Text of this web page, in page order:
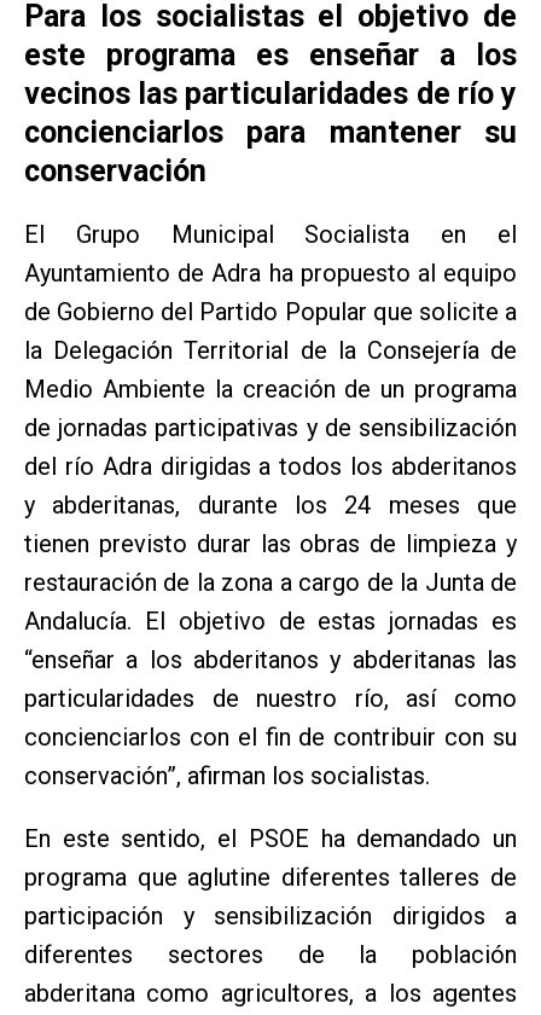
Para los socialistas el objetivo de
este programa es enseñar a los
vecinos las particularidades de río y
concienciarlos para mantener su
conservación
El Grupo Municipal Socialista en el
Ayuntamiento de Adra ha propuesto al equipo
de Gobierno del Partido Popular que solicite a
la Delegación Territorial de la Consejería de
Medio Ambiente la creación de un programa
de jornadas participativas y de sensibilización
del río Adra dirigidas a todos los abderitanos
y abderitanas, durante los 24 meses que
tienen previsto durar las obras de limpieza y
restauración de la zona a cargo de la Junta de
Andalucía. El objetivo de estas jornadas es
“enseñar a los abderitanos y abderitanas las
particularidades de nuestro río, así como
concienciarlos con el fin de contribuir con su
conservación”, afirman los socialistas.
En este sentido, el PSOE ha demandado un
programa que aglutine diferentes talleres de
participación y sensibilización dirigidos a
diferentes sectores de la población
abderitana como agricultores, a los agentes